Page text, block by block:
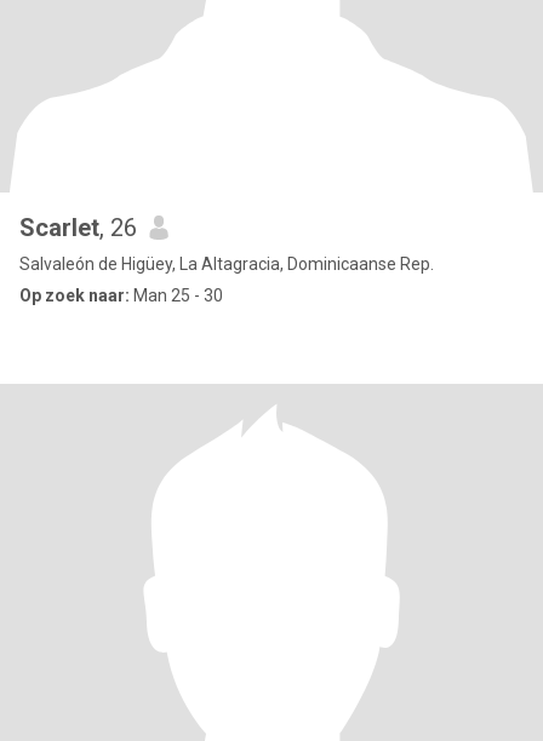
Scarlet, 26
Salvaleón de Higüey, La Altagracia, Dominicaanse Rep.
Op zoek naar: Man 25 - 30